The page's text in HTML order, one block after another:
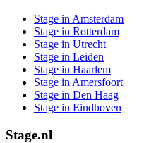
Stage in Amsterdam
Stage in Rotterdam
Stage in Utrecht
Stage in Leiden
Stage in Haarlem
Stage in Amersfoort
Stage in Den Haag
Stage in Eindhoven
Stage.nl